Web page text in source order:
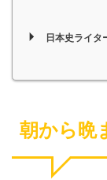
日本史ライ
朝から晩